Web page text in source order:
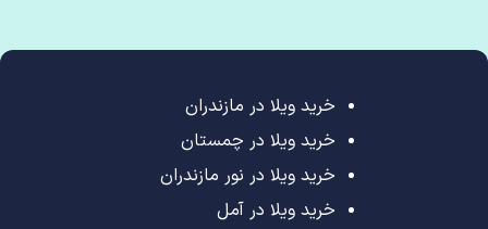
خرید ویلا در مازندران
خرید ویلا در چمستان
خرید ویلا در نور مازندران
خرید ویلا در آمل